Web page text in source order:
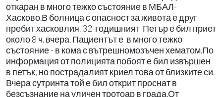
откаран в много тежко състояние в МБАЛ-
Хасково.В болница с опасност за живота е друг
пребит хасковлия. 32-годишният Петър е бил приет
около 8 ч. вчера. Пациентът е в много тежко
състояние - в кома с вътрешномозъчен хематом.По
информация от полицията побоят е бил извършен
в петък, но пострадалият криел това от близките си.
Вчера сутринта той е бил открит проснат в
безсъзнание на уличен тротоар в града.От